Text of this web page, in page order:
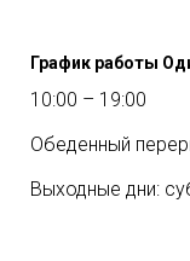
График работы
10:00 – 19:00
Обеденный
Выходные дни: